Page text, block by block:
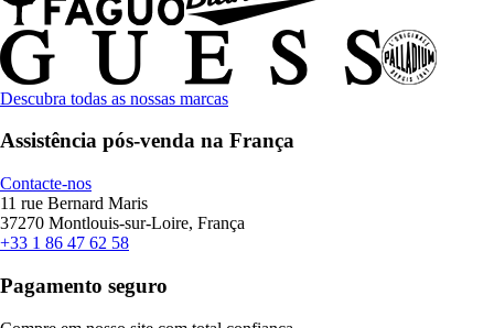
Descubra todas as nossas marcas
Assistência pós-venda na França
Contacte-nos
11 rue Bernard Maris
37270 Montlouis-sur-Loire, França
+33 1 86 47 62 58
Pagamento seguro